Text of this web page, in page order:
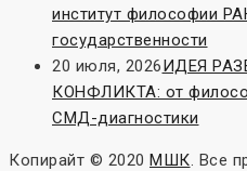
институт философии
государственности
20 июля, 2026ИДЕЯ
КОНФЛИКТА: от
СМД-диагностики
Копирайт © 2020 МШК. Все